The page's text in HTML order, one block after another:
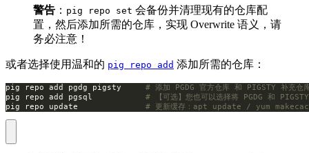
警告 ： pig repo set 会备份并清理现有的仓库配
置，然后添加所需的仓库，实现 Overwrite 语义，请
务必注意！
或者选择使用温和的 pig repo add 添加所需的仓库：
pig repo add pgdg pigsty # 添加 PGDG 官方仓库 和 PIGSTY 补充仓
pig repo add pgsql # 【可选】您也可以选择将 PGDG 和
pig repo update # 更新缓存：apt update / yum